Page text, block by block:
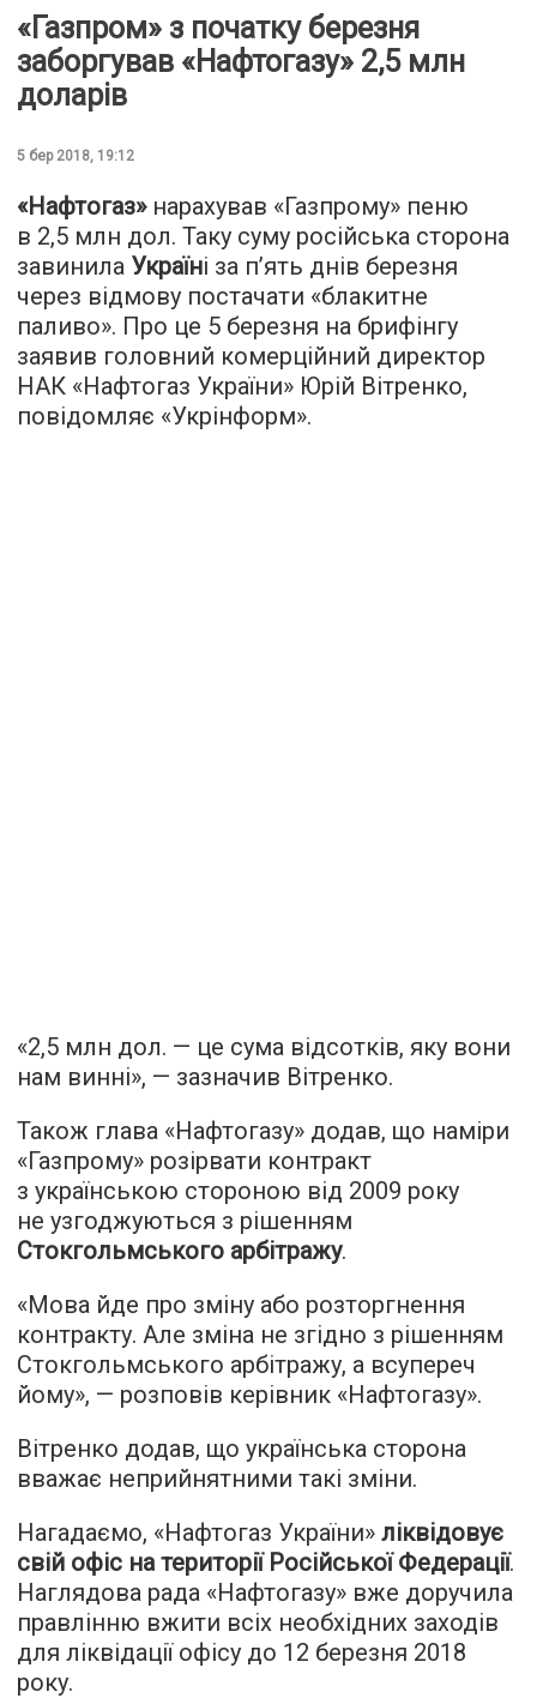
«Газпром» з початку березня
заборгував «Нафтогазу» 2,5 млн
доларів
5 бер 2018, 19:12
«Нафтогаз»нарахував «Газпрому» пеню
в 2,5 млн дол. Таку суму російська сторона
завинила Україні за п’ять днів березня
через відмову постачати «блакитне
паливо». Про це 5 березня на брифінгу
заявив головний комерційний директор
НАК «Нафтогаз України» Юрій Вітренко,
повідомляє «Укрінформ».
«2,5 млн дол. — це сума відсотків, яку вони
нам винні», — зазначив Вітренко.
Також глава «Нафтогазу» додав, що наміри
«Газпрому» розірвати контракт
з українською стороною від 2009 року
не узгоджуються з рішенням
Стокгольмського арбітражу.
«Мова йде про зміну або розторгнення
контракту. Але зміна не згідно з рішенням
Стокгольмського арбітражу, а всупереч
йому», — розповів керівник «Нафтогазу».
Вітренко додав, що українська сторона
вважає неприйнятними такі зміни.
Нагадаємо, «Нафтогаз України» ліквідовує
свій офіс на території Російської Федерації.
Наглядова рада «Нафтогазу» вже доручила
правлінню вжити всіх необхідних заходів
для ліквідації офісу до 12 березня 2018
року.